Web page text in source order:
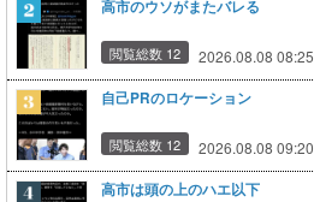
高市のウソがまたバレる
閲覧総数 12 2026.08.08 08:25
自己PRのロケーション
閲覧総数 12 2026.08.08 09:20
高市は頭の上のハエ以下